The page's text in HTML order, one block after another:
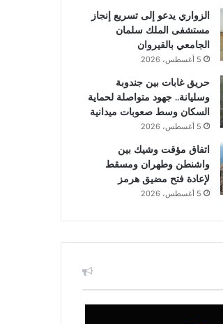
الزواري يدعو إلى تسريع إنجاز
مستشفى الملك سلمان
الجامعي بالقيروان
5 أغسطس، 2026
حريق غابات بين جندوبة
وسليانة.. جهود متواصلة لحماية
السكان وسط صعوبات ميدانية
5 أغسطس، 2026
اتفاق مؤقت وشيك بين
واشنطن وطهران ومسقط
لإعادة فتح مضيق هرمز
5 أغسطس، 2026